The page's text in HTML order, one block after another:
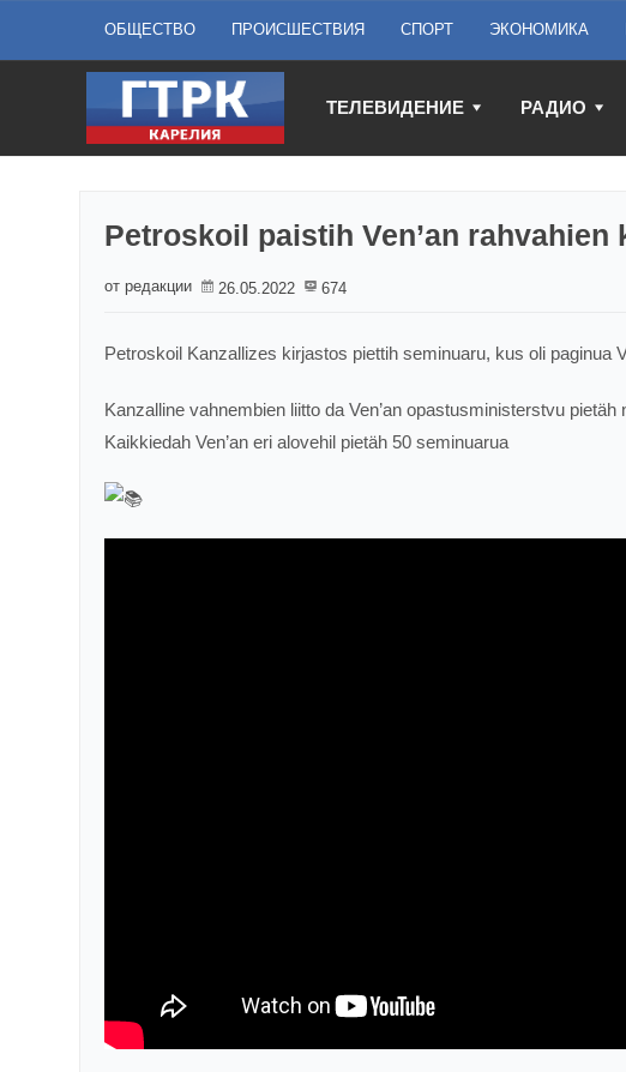
ОБЩЕСТВО ПРОИСШЕСТВИЯ СПОРТ ЭКОНОМИКА
ТЕЛЕВИДЕНИЕ РАДИО
Petroskoil paistih Ven’an rahvahien
от редакции 26.05.2022 674
Petroskoil Kanzallizes kirjastos piettih seminuaru, kus oli paginua
Kanzalline vahnembien liitto da Ven’an opastusministerstvu
Kaikkiedah Ven’an eri alovehil pietäh 50 seminuarua